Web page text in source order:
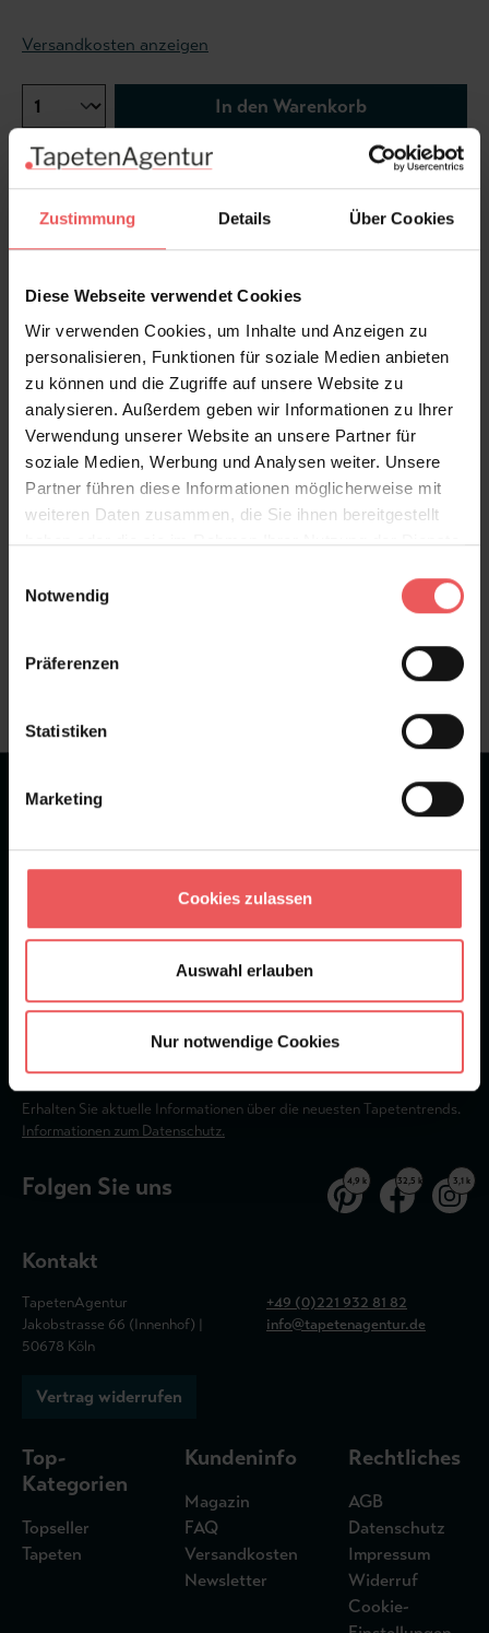
Zustimmung Details Über Cookies
Diese Webseite verwendet Cookies
Wir verwenden Cookies, um Inhalte und Anzeigen zu
personalisieren, Funktionen für soziale Medien anbieten
zu können und die Zugriffe auf unsere Website zu
analysieren. Außerdem geben wir Informationen zu Ihrer
Verwendung unserer Website an unsere Partner für
soziale Medien, Werbung und Analysen weiter. Unsere
Partner führen diese Informationen möglicherweise mit
weiteren Daten zusammen, die Sie ihnen bereitgestellt
haben oder die sie im Rahmen Ihrer Nutzung der Dienste
Notwendig
Präferenzen
Statistiken
Marketing
Cookies zulassen
Auswahl erlauben
Nur notwendige Cookies
Versandkosten anzeigen
In den Warenkorb
Wie viel brauche ich?
Produktdetails
Versand & Zahlung
Bewertungen
FAQ Teilen!
★★★★
Abonnieren
Erhalten Sie aktuelle Informationen über die neuesten Tapetentrends.
Informationen zum Datenschutz.
Folgen Sie uns 4,9 k 32,5 k 3,1 k
Kontakt
TapetenAgentur
Jakobstrasse 66 (Innenhof) |
50678 Köln
+49 (0)221 932 81 82
info@tapetenagentur.de
Vertrag widerrufen
Top-
Kategorien
Topseller
Tapeten
Kundeninfo
Magazin
FAQ
Versandkosten
Newsletter
Rechtliches
AGB
Datenschutz
Impressum
Widerruf
Cookie-